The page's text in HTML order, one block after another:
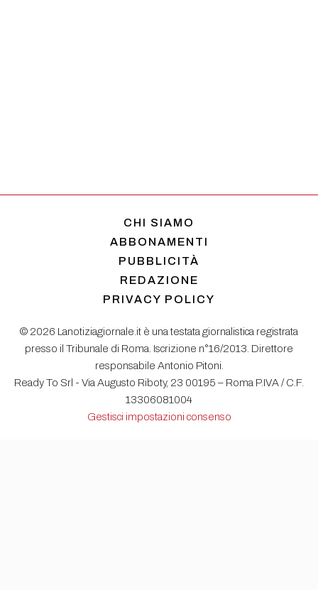
CHI SIAMO
ABBONAMENTI
PUBBLICITÀ
REDAZIONE
PRIVACY POLICY
© 2026 Lanotiziagiornale.it è una testata giornalistica registrata
presso il Tribunale di Roma. Iscrizione n°16/2013. Direttore
responsabile Antonio Pitoni.
Ready To Srl - Via Augusto Riboty, 23 00195 – Roma P.IVA / C.F.
13306081004
Gestisci impostazioni consenso